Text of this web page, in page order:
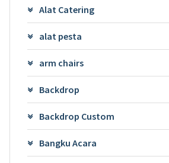
Alat Catering
alat pesta
arm chairs
Backdrop
Backdrop Custom
Bangku Acara